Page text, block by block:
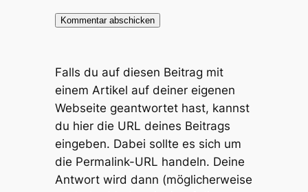
Falls du auf diesen Beitrag mit
einem Artikel auf deiner eigenen
Webseite geantwortet hast, kannst
du hier die URL deines Beitrags
eingeben. Dabei sollte es sich um
die Permalink-URL handeln. Deine
Antwort wird dann (möglicherweise